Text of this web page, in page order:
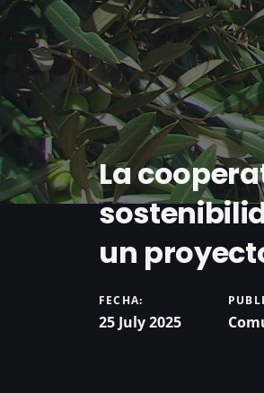
La
un
FECHA:
25 July 2025